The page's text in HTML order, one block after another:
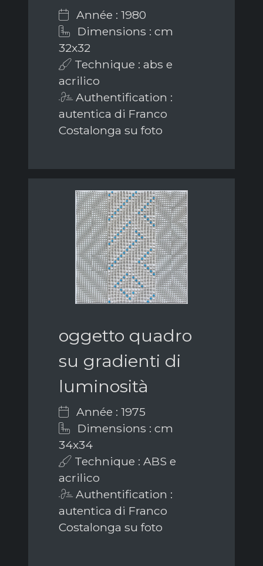
Année : 1980
Dimensions : cm
32x32
Technique : abs e
acrilico
Authentification :
autentica di Franco
Costalonga su foto
oggetto quadro
su gradienti di
luminosità
Année : 1975
Dimensions : cm
34x34
Technique : ABS e
acrilico
Authentification :
autentica di Franco
Costalonga su foto